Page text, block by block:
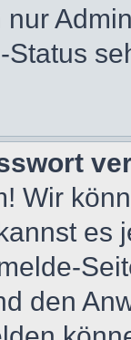
Wir
es
den